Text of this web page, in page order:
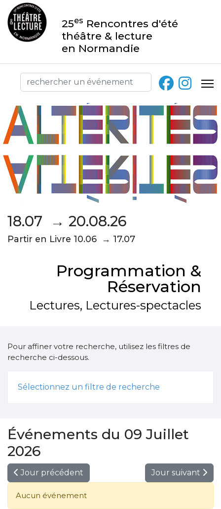
25es Rencontres d'été
théâtre & lecture
en Normandie
18.07 → 20.08.26
Partir en Livre 10.06 → 17.07
Programmation &
Réservation
Lectures, Lectures-spectacles
Pour affiner votre recherche, utilisez les filtres de
recherche ci-dessous.
Sélectionnez un filtre de recherche
Événements du 09 Juillet
2026
Jour précédent Jour suivant
Aucun événement